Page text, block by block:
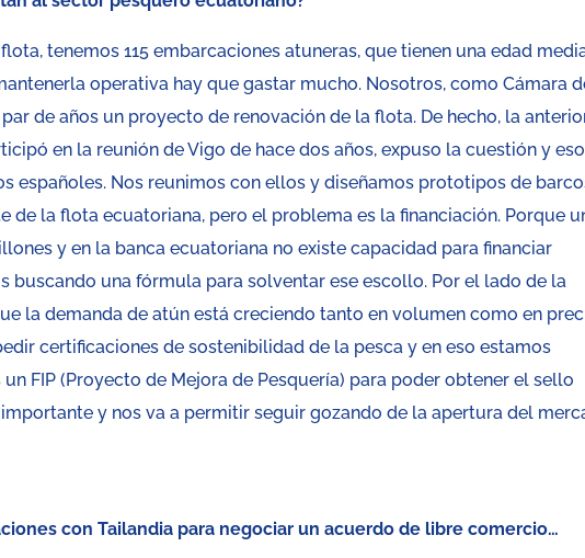
tenemos 115 embarcaciones atuneras, que tienen una edad
operativa hay que gastar mucho. Nosotros, como Cámara
de años un proyecto de renovación de la flota. De hecho, la
en la reunión de Vigo de hace dos años, expuso la cuestión y eso
españoles. Nos reunimos con ellos y diseñamos prototipos de
de la flota ecuatoriana, pero el problema es la financiación. Porque
y en la banca ecuatoriana no existe capacidad para financiar
buscando una fórmula para solventar ese escollo. Por el lado de la
la demanda de atún está creciendo tanto en volumen como en
certificaciones de sostenibilidad de la pesca y en eso estamos
FIP (Proyecto de Mejora de Pesquería) para poder obtener el sello
importante y nos va a permitir seguir gozando de la apertura del
con Tailandia para negociar un acuerdo de libre comercio…